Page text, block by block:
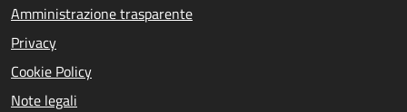
Amministrazione trasparente
Privacy
Cookie Policy
Note legali